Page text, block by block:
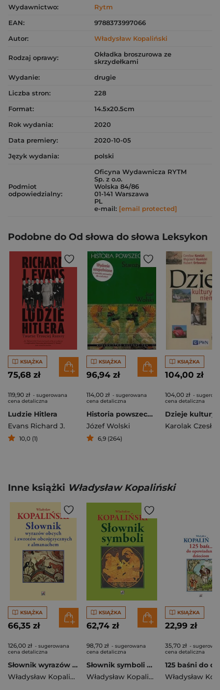
Wydawnictwo:
Rytm
EAN:
9788373997066
Autor:
Władysław Kopaliński
Rodzaj oprawy:
Okładka broszurowa ze
skrzydełkami
Wydanie:
drugie
Liczba stron:
228
Format:
14.5x20.5cm
Rok wydania:
2020
Data premiery:
2020-10-05
Język wydania:
polski
Podmiot
odpowiedzialny:
Oficyna Wydawnicza RYTM
Sp. z o.o.
Wolska 84/86
01-141 Warszawa
PL
e-mail: [email protected]
Podobne do Od słowa do słowa Leksykon
KSIĄŻKA
75,68 zł
119,90 zł - sugerowana
cena detaliczna
Ludzie Hitlera
Evans Richard J.
10,0 (1)
KSIĄŻKA
96,94 zł
114,00 zł - sugerowana
cena detaliczna
Historia powszechna Starożytność
Józef Wolski
6,9 (264)
KSIĄŻKA
104,00 zł
104,00 zł -
cena detaliczna
Karolak
Inne książki Władysław Kopaliński
KSIĄŻKA
66,35 zł
126,00 zł - sugerowana
cena detaliczna
Słownik wyrazów obcych i zwrotów obcojęzycznych z almanachem wyd. 4
Władysław Kopaliński
KSIĄŻKA
62,74 zł
98,70 zł - sugerowana
cena detaliczna
Słownik symboli wyd. 3
Władysław Kopaliński
KSIĄŻKA
22,99 zł
35,70 zł -
cena detaliczna